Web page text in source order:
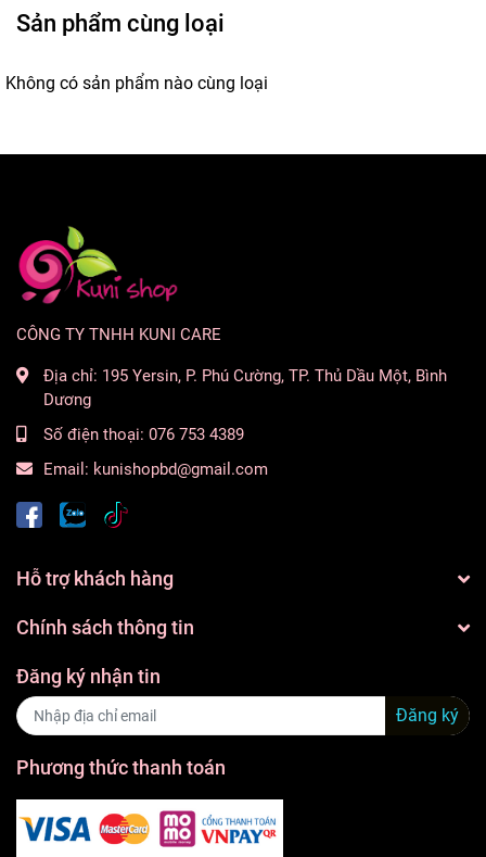
Sản phẩm cùng loại
Không có sản phẩm nào cùng loại
CÔNG TY TNHH KUNI CARE
Địa chỉ: 195 Yersin, P. Phú Cường, TP. Thủ Dầu Một, Bình
Dương
Số điện thoại: 076 753 4389
Email: kunishopbd@gmail.com
Hỗ trợ khách hàng
Chính sách thông tin
Đăng ký nhận tin
Đăng ký
Phương thức thanh toán